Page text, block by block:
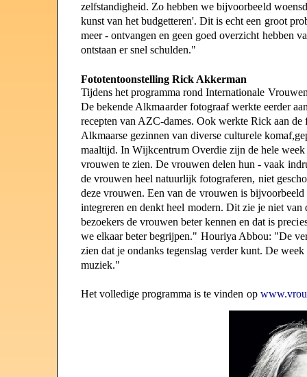
zelfstandigheid. Zo hebben we bijvoorbeeld
kunst van het budgetteren'. Dit is echt een groot
meer- ontvangen en geen goed overzicht hebben va
ontstaan er snel schulden."
Fototentoonstelling Rick Akkerman
Tijdens het programma rond Internationale
De bekende Alkmaarder fotograaf werkteeerder
recepten van AZC-dames.Ook werkte Rick aan de
Alkmaarse gezinnen van diverse culturele
maaltijd. In Wijkcentrum Overdiezijn de heleweek
vrouwen te zien. De vrouwen delen hun - vaak
de vrouwen heel natuurlijk fotograferen, niet
deze vrouwen. Een van de vrouwen is bijvoorbeeld
integreren en denkt heel modern. Ditzieje niet van
bezoekers de vrouwen beterkennen en dat is preci
we elkaarbeterbegrijpen." Houriya Abbou: "De
zien dat jeondanks tegenslag verder kunt. De week
muziek."
Het volledige programma is te vinden op